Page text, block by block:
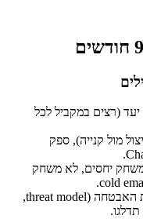
(רצים במקביל לכל
מול קנייה), ספק
משחק יחסים, לא משחק
ארכיטקטורה: כתבו את מסמך עמדת האבטחה (threat model,